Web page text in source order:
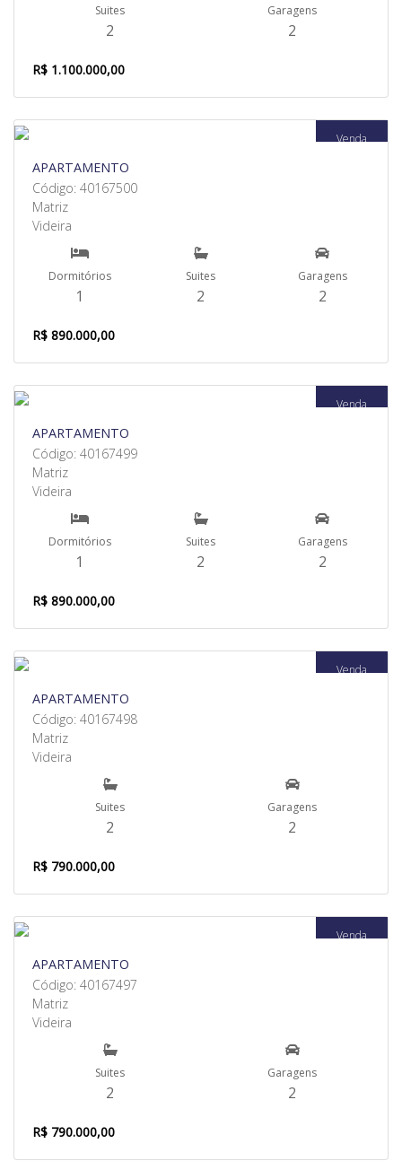
Suites
2
Garagens
2
R$ 1.100.000,00
Venda
APARTAMENTO
Código: 40167500
Matriz
Videira
Dormitórios
1
Suites
2
Garagens
2
R$ 890.000,00
Venda
APARTAMENTO
Código: 40167499
Matriz
Videira
Dormitórios
1
Suites
2
Garagens
2
R$ 890.000,00
Venda
APARTAMENTO
Código: 40167498
Matriz
Videira
Suites
2
Garagens
2
R$ 790.000,00
Venda
APARTAMENTO
Código: 40167497
Matriz
Videira
Suites
2
Garagens
2
R$ 790.000,00